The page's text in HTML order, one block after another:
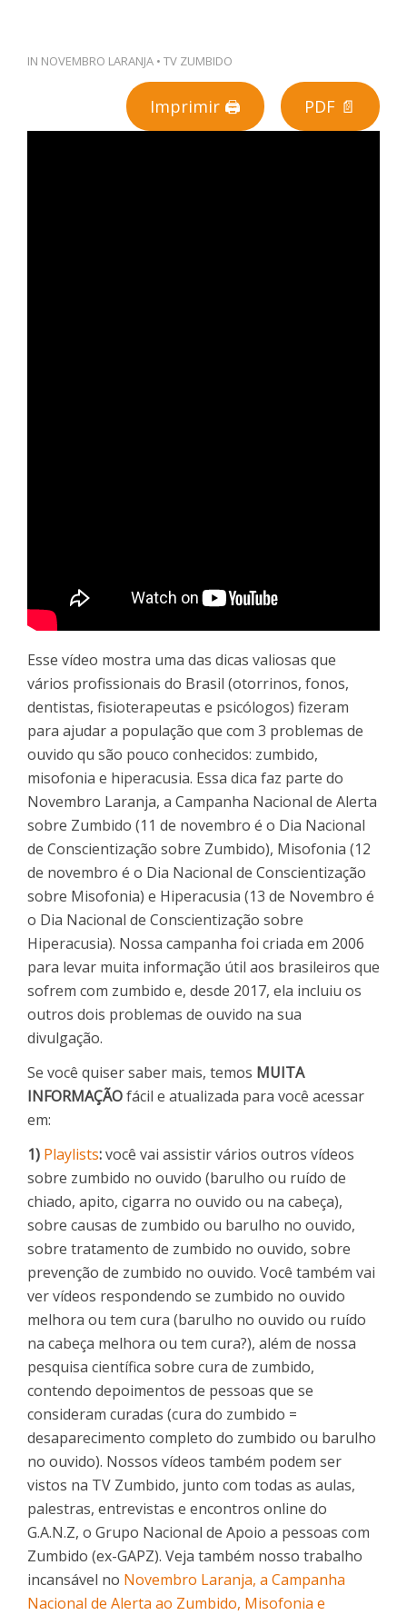
IN NOVEMBRO LARANJA • TV ZUMBIDO
Imprimir 🖨 PDF 📄
Esse vídeo mostra uma das dicas valiosas que
vários profissionais do Brasil (otorrinos, fonos,
dentistas, fisioterapeutas e psicólogos) fizeram
para ajudar a população que com 3 problemas de
ouvido qu são pouco conhecidos: zumbido,
misofonia e hiperacusia. Essa dica faz parte do
Novembro Laranja, a Campanha Nacional de Alerta
sobre Zumbido (11 de novembro é o Dia Nacional
de Conscientização sobre Zumbido), Misofonia (12
de novembro é o Dia Nacional de Conscientização
sobre Misofonia) e Hiperacusia (13 de Novembro é
o Dia Nacional de Conscientização sobre
Hiperacusia). Nossa campanha foi criada em 2006
para levar muita informação útil aos brasileiros que
sofrem com zumbido e, desde 2017, ela incluiu os
outros dois problemas de ouvido na sua
divulgação.
Se você quiser saber mais, temos MUITA
INFORMAÇÃOfácil e atualizada para você acessar
em:
1) Playlists:você vai assistir vários outros vídeos
sobre zumbido no ouvido (barulho ou ruído de
chiado, apito, cigarra no ouvido ou na cabeça),
sobre causas de zumbido ou barulho no ouvido,
sobre tratamento de zumbido no ouvido, sobre
prevenção de zumbido no ouvido. Você também vai
ver vídeos respondendo se zumbido no ouvido
melhora ou tem cura (barulho no ouvido ou ruído
na cabeça melhora ou tem cura?), além de nossa
pesquisa científica sobre cura de zumbido,
contendo depoimentos de pessoas que se
consideram curadas (cura do zumbido =
desaparecimento completo do zumbido ou barulho
no ouvido). Nossos vídeos também podem ser
vistos na TV Zumbido, junto com todas as aulas,
palestras, entrevistas e encontros online do
G.A.N.Z, o Grupo Nacional de Apoio a pessoas com
Zumbido (ex-GAPZ). Veja também nosso trabalho
incansável no Novembro Laranja, a Campanha
Nacional de Alerta ao Zumbido, Misofonia e